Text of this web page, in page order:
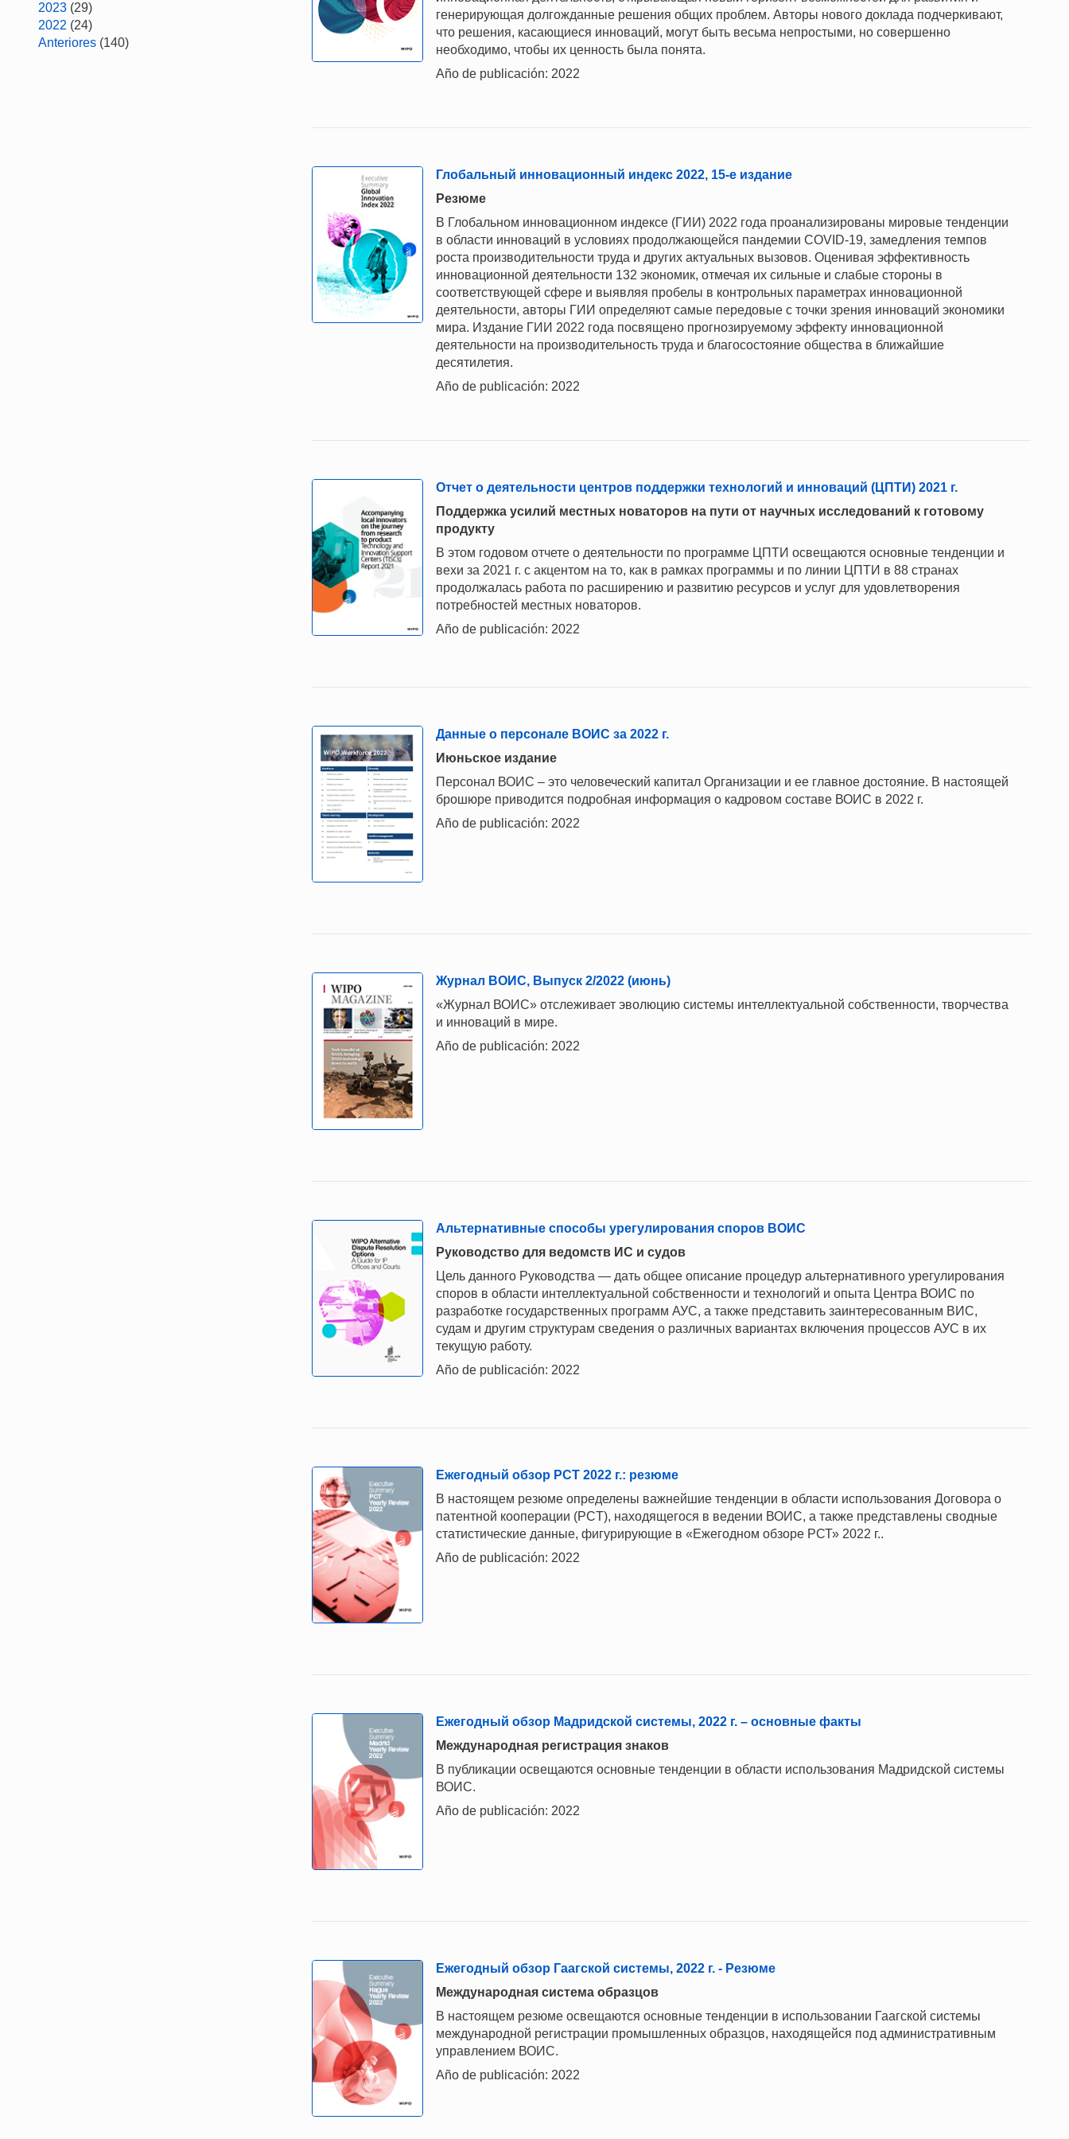
2023 (29)
2022 (24)
Anteriores (140)
генерирующая долгожданные решения общих проблем. Авторы нового доклада подчеркивают,
что решения, касающиеся инноваций, могут быть весьма непростыми, но совершенно
необходимо, чтобы их ценность была понята.
Año de publicación: 2022
Глобальный инновационный индекс 2022, 15-е издание
Резюме
В Глобальном инновационном индексе (ГИИ) 2022 года проанализированы мировые тенденции
в области инноваций в условиях продолжающейся пандемии COVID-19, замедления темпов
роста производительности труда и других актуальных вызовов. Оценивая эффективность
инновационной деятельности 132 экономик, отмечая их сильные и слабые стороны в
соответствующей сфере и выявляя пробелы в контрольных параметрах инновационной
деятельности, авторы ГИИ определяют самые передовые с точки зрения инноваций экономики
мира. Издание ГИИ 2022 года посвящено прогнозируемому эффекту инновационной
деятельности на производительность труда и благосостояние общества в ближайшие
десятилетия.
Año de publicación: 2022
Отчет о деятельности центров поддержки технологий и инноваций (ЦПТИ) 2021 г.
Поддержка усилий местных новаторов на пути от научных исследований к готовому
продукту
В этом годовом отчете о деятельности по программе ЦПТИ освещаются основные тенденции и
вехи за 2021 г. с акцентом на то, как в рамках программы и по линии ЦПТИ в 88 странах
продолжалась работа по расширению и развитию ресурсов и услуг для удовлетворения
потребностей местных новаторов.
Año de publicación: 2022
Данные о персонале ВОИС за 2022 г.
Июньское издание
Персонал ВОИС – это человеческий капитал Организации и ее главное достояние. В настоящей
брошюре приводится подробная информация о кадровом составе ВОИС в 2022 г.
Año de publicación: 2022
Журнал ВОИС, Выпуск 2/2022 (июнь)
«Журнал ВОИС» отслеживает эволюцию системы интеллектуальной собственности, творчества
и инноваций в мире.
Año de publicación: 2022
Альтернативные способы урегулирования споров ВОИС
Руководство для ведомств ИС и судов
Цель данного Руководства — дать общее описание процедур альтернативного урегулирования
споров в области интеллектуальной собственности и технологий и опыта Центра ВОИС по
разработке государственных программ АУС, а также представить заинтересованным ВИС,
судам и другим структурам сведения о различных вариантах включения процессов АУС в их
текущую работу.
Año de publicación: 2022
Ежегодный обзор РСТ 2022 г.: резюме
В настоящем резюме определены важнейшие тенденции в области использования Договора о
патентной кооперации (PCT), находящегося в ведении ВОИС, а также представлены сводные
статистические данные, фигурирующие в «Ежегодном обзоре РСТ» 2022 г..
Año de publicación: 2022
Ежегодный обзор Мадридской системы, 2022 г. – основные факты
Международная регистрация знаков
В публикации освещаются основные тенденции в области использования Мадридской системы
ВОИС.
Año de publicación: 2022
Ежегодный обзор Гаагской системы, 2022 г. - Резюме
Mеждународная система образцов
В настоящем резюме освещаются основные тенденции в использовании Гаагской системы
международной регистрации промышленных образцов, находящейся под административным
управлением ВОИС.
Año de publicación: 2022